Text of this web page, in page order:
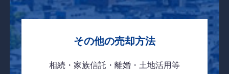
その他の売却方法
相続・家族信託・離婚・土地活用等